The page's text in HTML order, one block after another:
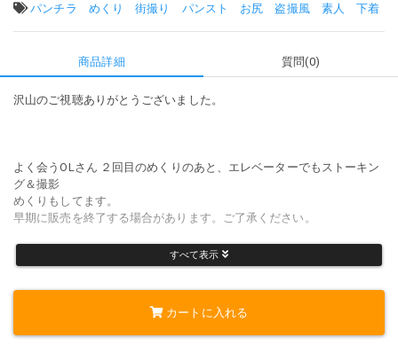
タグ:
パンチラ めくり 街撮り パンスト お尻 盗撮風 素人 下着
商品詳細 質問(0)
沢山のご視聴ありがとうございました。
よく会うOLさん ２回目のめくりのあと、エレベーターでもストーキン
グ＆撮影
めくりもしてます。
早期に販売を終了する場合があります。ご了承ください。
スマホ撮り
すべて表示
カートに入れる